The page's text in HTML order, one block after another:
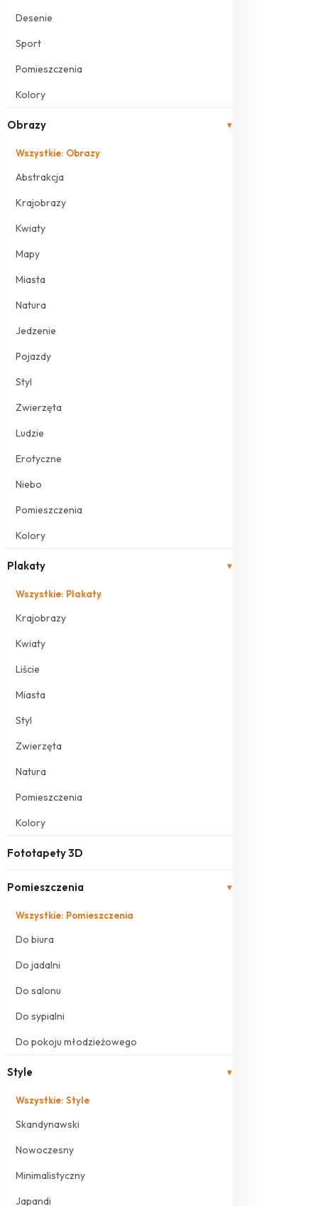
Desenie
Sport
Pomieszczenia
Kolory
Obrazy ▾
Wszystkie: Obrazy
Abstrakcja
Krajobrazy
Kwiaty
Mapy
Miasta
Natura
Jedzenie
Pojazdy
Styl
Zwierzęta
Ludzie
Erotyczne
Niebo
Pomieszczenia
Kolory
Plakaty ▾
Wszystkie: Plakaty
Krajobrazy
Kwiaty
Liście
Miasta
Styl
Zwierzęta
Natura
Pomieszczenia
Kolory
Fototapety 3D
Pomieszczenia ▾
Wszystkie: Pomieszczenia
Do biura
Do jadalni
Do salonu
Do sypialni
Do pokoju młodzieżowego
Style ▾
Wszystkie: Style
Skandynawski
Nowoczesny
Minimalistyczny
Japandi